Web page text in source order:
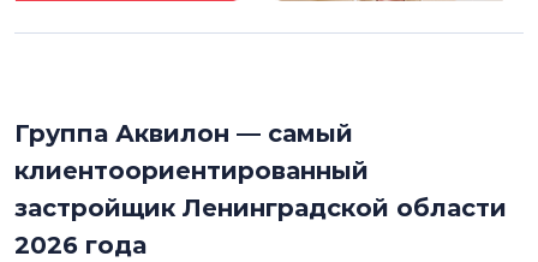
Группа Аквилон — самый
клиентоориентированный
застройщик Ленинградской области
2026 года